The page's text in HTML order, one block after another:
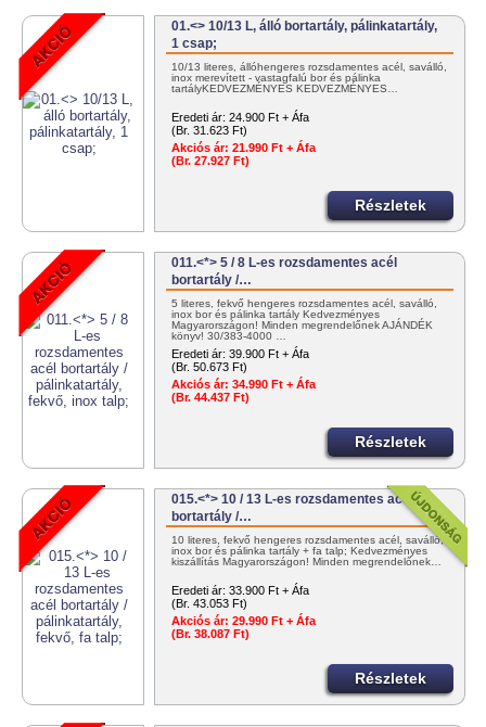
01.<> 10/13 L, álló bortartály, pálinkatartály,
1 csap;
10/13 literes, állóhengeres rozsdamentes acél, saválló,
inox merevített - vastagfalú bor és pálinka
tartályKEDVEZMÉNYES KEDVEZMÉNYES…
Eredeti ár: 24.900 Ft + Áfa
(Br. 31.623 Ft)
Akciós ár: 21.990 Ft + Áfa
(Br. 27.927 Ft)
Részletek
011.<*> 5 / 8 L-es rozsdamentes acél
bortartály /…
5 literes, fekvő hengeres rozsdamentes acél, saválló,
inox bor és pálinka tartály Kedvezményes
Magyarországon! Minden megrendelőnek AJÁNDÉK
könyv! 30/383-4000 …
Eredeti ár: 39.900 Ft + Áfa
(Br. 50.673 Ft)
Akciós ár: 34.990 Ft + Áfa
(Br. 44.437 Ft)
Részletek
015.<*> 10 / 13 L-es rozsdamentes acél
bortartály /…
10 literes, fekvő hengeres rozsdamentes acél, saválló,
inox bor és pálinka tartály + fa talp; Kedvezményes
kiszállítás Magyarországon! Minden megrendelőnek…
Eredeti ár: 33.900 Ft + Áfa
(Br. 43.053 Ft)
Akciós ár: 29.990 Ft + Áfa
(Br. 38.087 Ft)
Részletek